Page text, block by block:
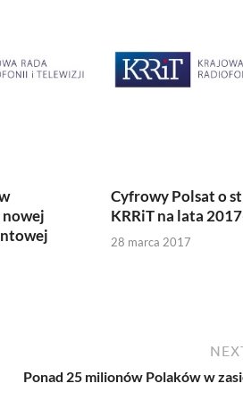
Cyfrowy Polsat o
KRRiT na lata
28 marca 2017
Ponad 25 milionów Polaków w